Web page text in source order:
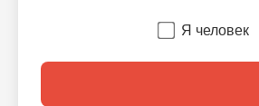
Я человек